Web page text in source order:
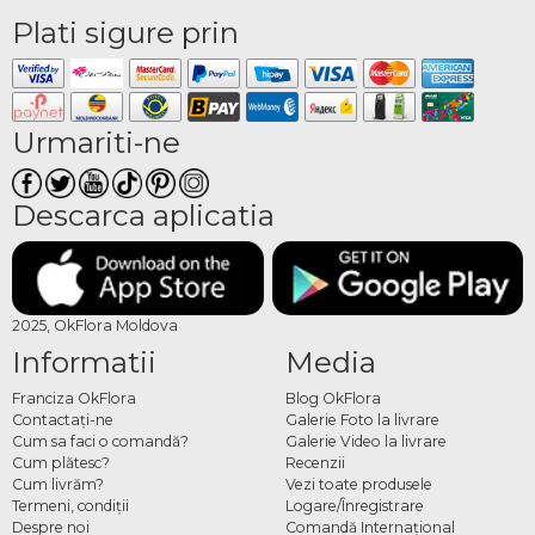
Plati sigure prin
Urmariti-ne
Descarca aplicatia
2025, OkFlora Moldova
Informatii
Franciza OkFlora
Contactaţi-ne
Cum sa faci o comandă?
Cum plătesc?
Cum livrăm?
Termeni, condiţii
Despre noi
Media
Blog OkFlora
Galerie Foto la livrare
Galerie Video la livrare
Recenzii
Vezi toate produsele
Logare/Înregistrare
Comandă Internațional